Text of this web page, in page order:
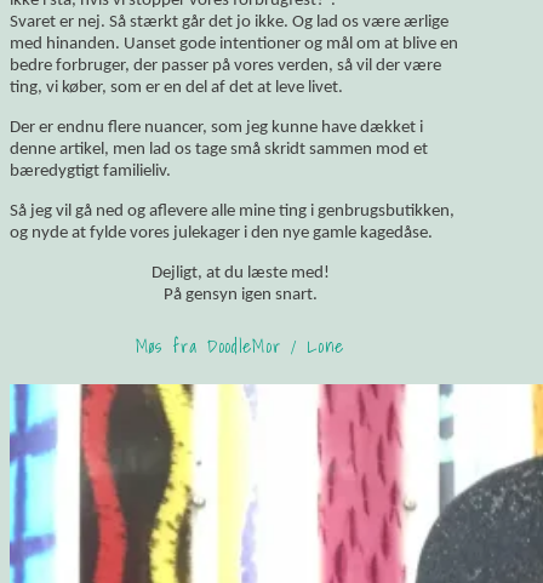
Svaret er nej. Så stærkt går det jo ikke. Og lad os være ærlige
med hinanden. Uanset gode intentioner og mål om at blive en
bedre forbruger, der passer på vores verden, så vil der være
ting, vi køber, som er en del af det at leve livet.
Der er endnu flere nuancer, som jeg kunne have dækket i
denne artikel, men lad os tage små skridt sammen mod et
bæredygtigt familieliv.
Så jeg vil gå ned og aflevere alle mine ting i genbrugsbutikken,
og nyde at fylde vores julekager i den nye gamle kagedåse.
Dejligt, at du læste med!
På gensyn igen snart.
Møs fra DoodleMor / Lone